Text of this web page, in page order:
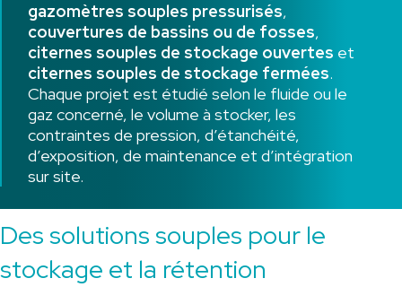
gazomètres souples pressurisés,
couvertures de bassins ou de fosses,
citernes souples de stockage ouvertes et
citernes souples de stockage fermées.
Chaque projet est étudié selon le fluide ou le
gaz concerné, le volume à stocker, les
contraintes de pression, d’étanchéité,
d’exposition, de maintenance et d’intégration
sur site.
Des solutions souples pour le
stockage et la rétention